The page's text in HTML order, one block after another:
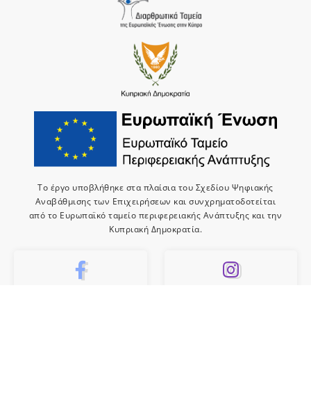
Το έργο υποβλήθηκε στα πλαίσια του Σχεδίου Ψηφιακής
Αναβάθμισης των Επιχειρήσεων και συνχρηματοδοτείται
από το Ευρωπαϊκό ταμείο περιφερειακής Ανάπτυξης και την
Κυπριακή Δημοκρατία.